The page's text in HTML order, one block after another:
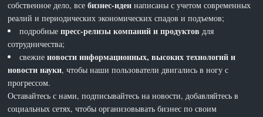
собственное дело, всебизнес-идеи написаны с учетом современных
реалий и периодических экономических спадов и подъемов;
подробныепресс-релизы компаний и продуктов для
сотрудничества;
свежиеновости информационных, высоких технологий и
новости науки, чтобы наши пользователи двигались в ногу с
прогрессом.
Оставайтесь с нами, подписывайтесь на новости, добавляйтесь в
социальных сетях, чтобы организовывать бизнес по своим